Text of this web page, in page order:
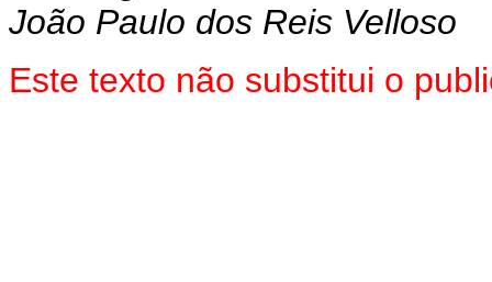
João Paulo dos Reis Velloso
Este texto não substitui o